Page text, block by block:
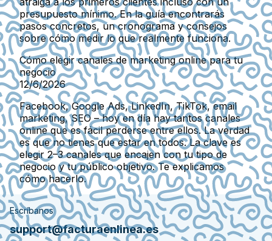
presupuesto mínimo. En la guía encontrarás
pasos concretos, un cronograma y consejos
sobre cómo medir lo que realmente funciona.
Cómo elegir canales de marketing online para tu
negocio
12/6/2026
Facebook, Google Ads, LinkedIn, TikTok, email
marketing, SEO – hoy en día hay tantos canales
online que es fácil perderse entre ellos. La verdad
es que no tienes que estar en todos. La clave es
elegir 2–3 canales que encajen con tu tipo de
negocio y tu público objetivo. Te explicamos
cómo hacerlo.
Escríbanos
support@facturaenlinea.es